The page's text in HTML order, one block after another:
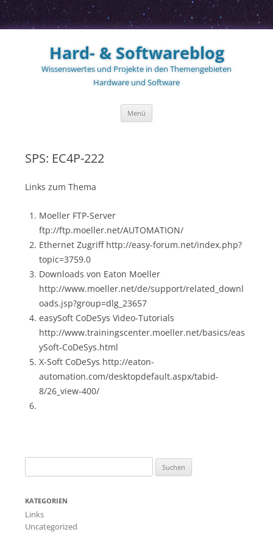
Zum
springenHard- & Softwareblog
Wissenswertes und Projekte in den Themengebieten
Hardware und Software
Menü
SPS: EC4P-222
Links zum Thema
Moeller FTP-Server
ftp://ftp.moeller.net/AUTOMATION/
Ethernet Zugriff http://easy-forum.net/index.php?
topic=3759.0
Downloads von Eaton Moeller
http://www.moeller.net/de/support/related_downl
oads.jsp?group=dlg_23657
easySoft CoDeSys Video-Tutorials
http://www.trainingscenter.moeller.net/basics/eas
ySoft-CoDeSys.html
X-Soft CoDeSys http://eaton-
automation.com/desktopdefault.aspx/tabid-
8/26_view-400/
nach:
KATEGORIEN
Links
Uncategorized